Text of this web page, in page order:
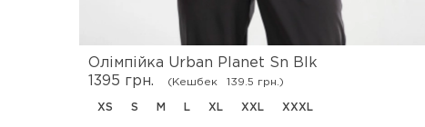
Олімпійка Urban Planet Sn Blk
1395 грн.
(Кешбек 139.5 грн.)
XS S M L XL XXL XXXL